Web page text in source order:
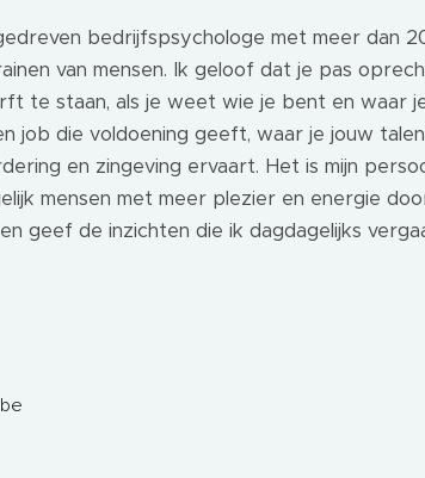
bedrijfspsychologe met meer dan
van mensen. Ik geloof dat je pas
te staan, als je weet wie je bent en waar
job die voldoening geeft, waar je jouw
en zingeving ervaart. Het is mijn
mensen met meer plezier en energie
geef de inzichten die ik dagdagelijks